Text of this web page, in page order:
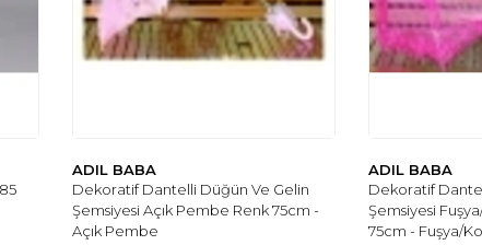
ADIL BABA
Dekoratif Dantelli Düğün Ve Gelin
Şemsiyesi Açık Pembe Renk 75cm -
Açık Pembe
ADIL BABA
Dekoratif
Şemsiyesi
75cm - Fuşya/